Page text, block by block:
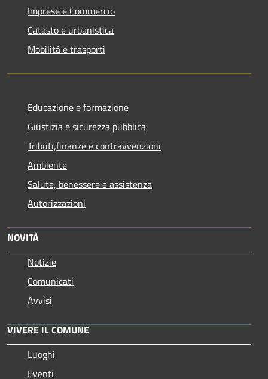
Imprese e Commercio
Catasto e urbanistica
Mobilità e trasporti
Educazione e formazione
Giustizia e sicurezza pubblica
Tributi,finanze e contravvenzioni
Ambiente
Salute, benessere e assistenza
Autorizzazioni
NOVITÀ
Notizie
Comunicati
Avvisi
VIVERE IL COMUNE
Luoghi
Eventi